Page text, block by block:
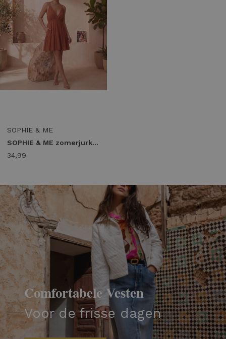
SOPHIE & ME
SOPHIE & ME zomerjurk studs Zomerjurkjes oranje
34,99
Comfortabele Vesten
Voor de frisse dagen